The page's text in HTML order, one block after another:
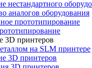
нестандартного
аналогов оборудования
прототипирование
3D принтеров
на SLM принтере
3D принтеров